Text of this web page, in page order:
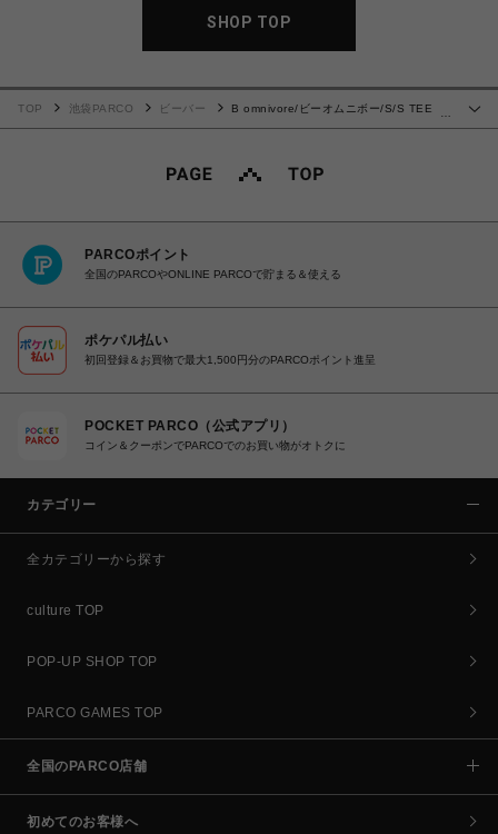
SHOP TOP
TOP 池袋PARCO ビーバー
B omnivore/ビーオムニボー/S/S TEE
PARCOポイント
全国のPARCOやONLINE PARCOで貯まる＆使える
ポケパル払い
初回登録＆お買物で最大1,500円分のPARCOポイント進呈
POCKET PARCO（公式アプリ）
コイン＆クーポンでPARCOでのお買い物がオトクに
カテゴリー
全カテゴリーから探す
culture TOP
POP-UP SHOP TOP
PARCO GAMES TOP
全国のPARCO店舗
初めてのお客様へ